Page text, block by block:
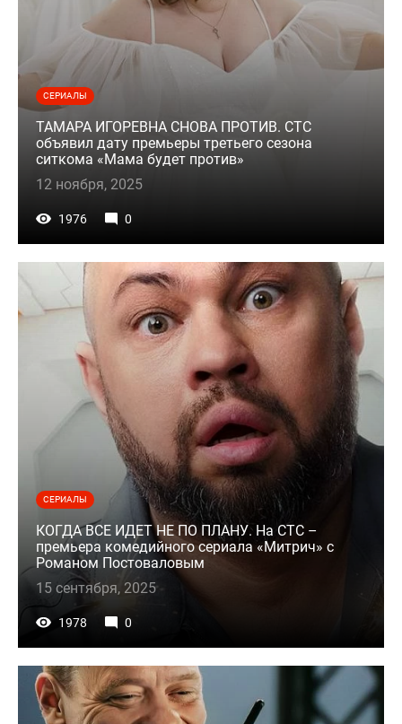
СЕРИАЛЫ
ТАМАРА ИГОРЕВНА СНОВА ПРОТИВ. СТС
объявил дату премьеры третьего сезона
ситкома «Мама будет против»
12 ноября, 2025
1976 0
СЕРИАЛЫ
КОГДА ВСЕ ИДЕТ НЕ ПО ПЛАНУ. На СТС –
премьера комедийного сериала «Митрич» с
Романом Постоваловым
15 сентября, 2025
1978 0